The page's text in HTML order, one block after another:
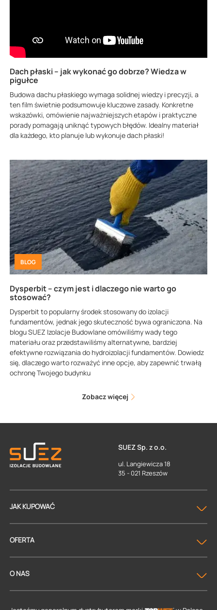
Dach płaski – jak wykonać go dobrze? Wiedza w
pigułce
Budowa dachu płaskiego wymaga solidnej wiedzy i precyzji, a
ten film świetnie podsumowuje kluczowe zasady. Konkretne
wskazówki, omówienie najważniejszych etapów i praktyczne
porady pomagają uniknąć typowych błędów. Idealny materiał
dla każdego, kto planuje lub wykonuje dach płaski!
BLOG
Dysperbit – czym jest i dlaczego nie warto go
stosować?
Dysperbit to popularny środek stosowany do izolacji
fundamentów, jednak jego skuteczność bywa ograniczona. Na
blogu SUEZ Izolacje Budowlane omówiliśmy wady tego
materiału oraz przedstawiliśmy alternatywne, bardziej
efektywne rozwiązania do hydroizolacji fundamentów. Dowiedz
się, dlaczego warto rozważyć inne opcje, aby zapewnić trwałą
ochronę Twojego budynku
Zobacz więcej
SUEZ Sp. z o.o.
ul. Langiewicza 18
35 - 021 Rzeszów
JAK KUPOWAĆ
OFERTA
O NAS